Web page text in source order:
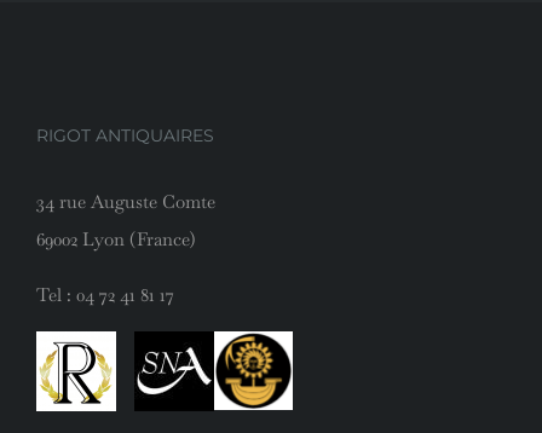
RIGOT ANTIQUAIRES
34 rue Auguste Comte
69002 Lyon (France)
Tel : 04 72 41 81 17